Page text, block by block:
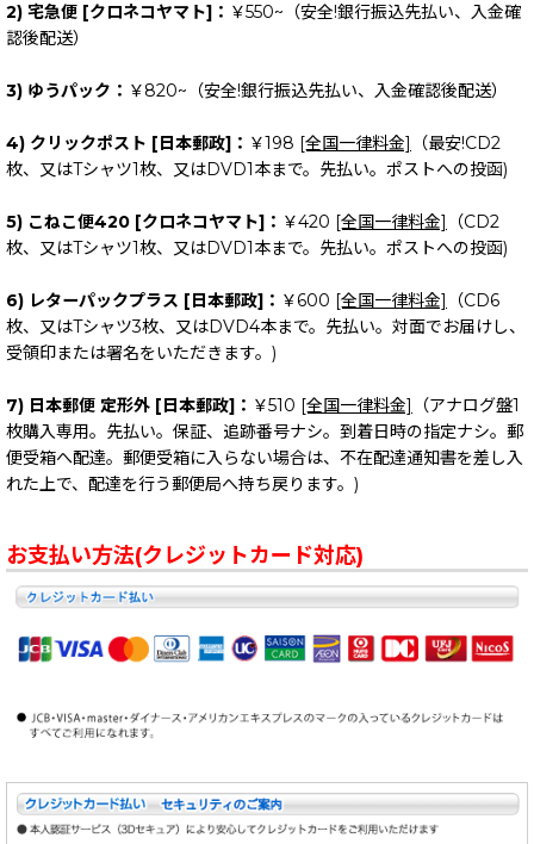
2) 宅急便 [クロネコヤマト]： ￥550~（安全!銀行振込先払い、入金確
認後配送）
3) ゆうパック： ￥820~（安全!銀行振込先払い、入金確認後配送）
4) クリックポスト [日本郵政]： ￥198 [全国一律料金]
（最安!CD2
枚、又はTシャツ1枚、又はDVD1本まで。先払い。ポストへの投函)
5) こねこ便420 [クロネコヤマト]： ￥420 [全国一律料金]
（CD2
枚、又はTシャツ1枚、又はDVD1本まで。先払い。ポストへの投函)
6) レターパックプラス [日本郵政]： ￥600 [全国一律料金]
（CD6
枚、又はTシャツ3枚、又はDVD4本まで。先払い。対面でお届けし、
受領印または署名をいただきます。)
7) 日本郵便 定形外 [日本郵政]： ￥510 [全国一律料金]
（アナログ盤1
枚購入専用。先払い。保証、追跡番号ナシ。到着日時の指定ナシ。郵
便受箱へ配達。郵便受箱に入らない場合は、不在配達通知書を差し入
れた上で、配達を行う郵便局へ持ち戻ります。)
お支払い方法(クレジットカード対応)